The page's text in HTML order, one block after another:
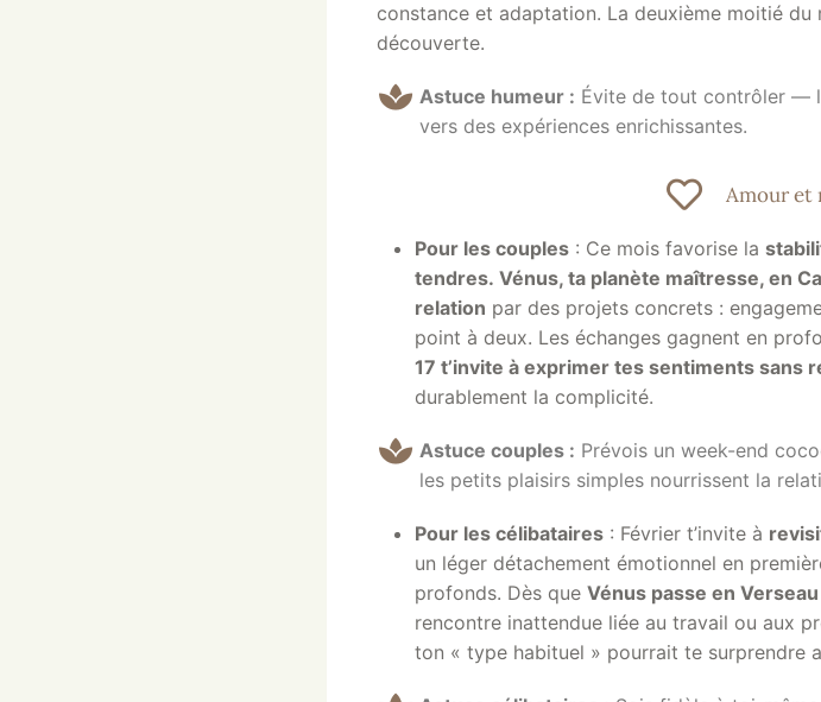
constance et adaptation. La deuxième moitié
découverte.
Astuce humeur : Évite de tout contrôler —
vers des expériences enrichissantes.
Amour et
Pour les couples : Ce mois favorise la
tendres. Vénus, ta planète maîtresse, en
relation par des projets concrets :
point à deux. Les échanges gagnent en
17 t’invite à exprimer tes sentiments sans
durablement la complicité.
Astuce couples : Prévois un week-end
les petits plaisirs simples nourrissent la
Pour les célibataires : Février t’invite à
un léger détachement émotionnel en
profonds. Dès que Vénus passe en Verseau
rencontre inattendue liée au travail ou aux
ton « type habituel » pourrait te surprendre